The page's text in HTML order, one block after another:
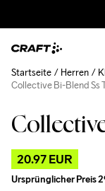
20.97 EUR
Ursprünglicher Preis
Startseite Herren
Collective Bi-Blend Ss
Outlet